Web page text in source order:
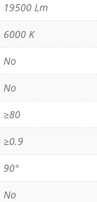
19500 Lm
6000 K
No
No
≥80
≥0.9
90°
No